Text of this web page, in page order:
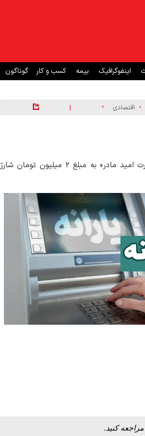
اینفوگرافیک بیمه کسب و کار گوناگون
اقتصادی |
بنا بر اعلام وزارت تعاون، کار و رفاه اجتماعی، فردا سه‌شنبه ۱۵ اردیبهشت ۱۴۰۵ «کارت امید مادر» به مبلغ ۲ میلیون تومان شارژ
کنید.